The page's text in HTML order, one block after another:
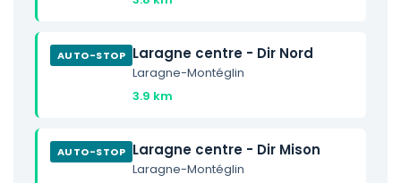
AUTO-STOP Laragne centre - Dir Nord
Laragne-Montéglin
3.9 km
AUTO-STOP Laragne centre - Dir Mison
Laragne-Montéglin